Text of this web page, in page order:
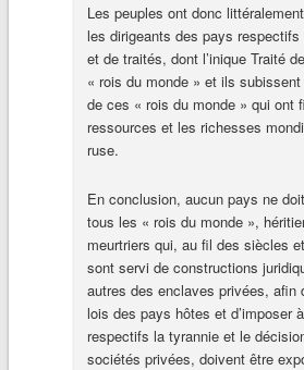
Les peuples ont donc
les dirigeants des pays respectifs
et de traités, dont l’inique Traité
« rois du monde » et ils
de ces « rois du monde » qui ont
ressources et les richesses
ruse.
En conclusion, aucun pays ne
tous les « rois du monde »,
meurtriers qui, au fil des siècles
sont servi de constructions
autres des enclaves privées, afin
lois des pays hôtes et d’imposer
respectifs la tyrannie et le
sociétés privées, doivent être